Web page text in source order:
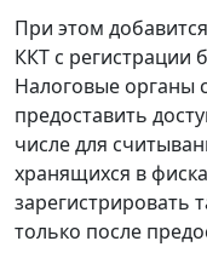
При этом
ККТ с регистрации
Налоговые органы
предоставить
числе для
хранящихся в
зарегистрировать
только после